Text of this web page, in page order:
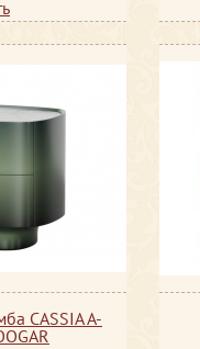
CASSIA A-